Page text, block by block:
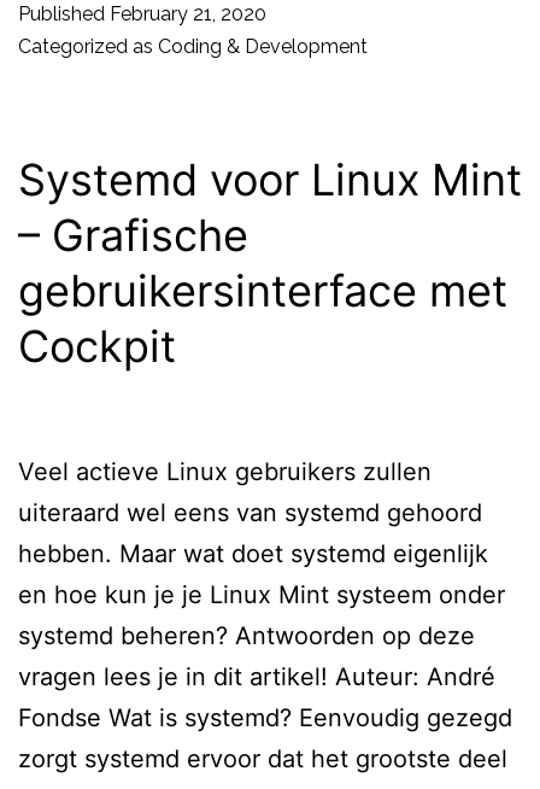
11
Published February 21, 2020
Categorized as Coding & Development
Systemd voor Linux Mint
– Grafische
gebruikersinterface met
Cockpit
Veel actieve Linux gebruikers zullen
uiteraard wel eens van systemd gehoord
hebben. Maar wat doet systemd eigenlijk
en hoe kun je je Linux Mint systeem onder
systemd beheren? Antwoorden op deze
vragen lees je in dit artikel! Auteur: André
Fondse Wat is systemd? Eenvoudig gezegd
zorgt systemd ervoor dat het grootste deel